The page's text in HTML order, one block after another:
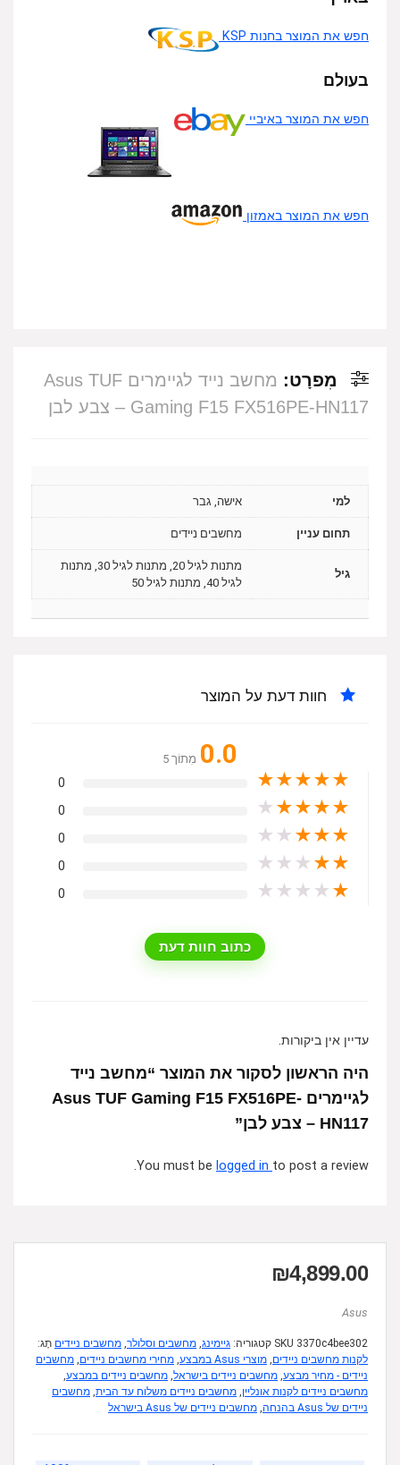
חפש את המוצר בחנות KSP
בעולם
חפש את המוצר באיביי
חפש את המוצר באמזון
מִפרָט:
מחשב נייד לגיימרים Asus TUF
Gaming F15 FX516PE-HN117 – צבע לבן
למי אישה, גבר
תחום עניין מחשבים ניידים
גיל
מתנות לגיל 20, מתנות לגיל 30, מתנות
לגיל 40, מתנות לגיל 50
חוות דעת על המוצר
0.0 מִתוֹך 5
★
★
★
★
★
0
★
★
★
★
★
0
★
★
★
★
★
0
★
★
★
★
★
0
★
★
★
★
★
0
כתוב חוות דעת
עדיין אין ביקורות.
היה הראשון לסקור את המוצר “מחשב נייד
לגיימרים Asus TUF Gaming F15 FX516PE-
HN117 – צבע לבן”
You must be logged in to post a review.
₪4,899.00
Asus
SKU 3370c4bee302 קטגוריה: גיימינג, מחשבים וסלולר, מחשבים ניידים תָג:
לקנות מחשבים ניידים, מוצרי Asus במבצע , מחירי מחשבים ניידים, מחשבים
ניידים - מחיר מבצע, מחשבים ניידים בישראל, מחשבים ניידים במבצע,
מחשבים ניידים לקנות אונליין, מחשבים ניידים משלוח עד הבית, מחשבים
ניידים של Asus בהנחה
, מחשבים ניידים של Asus בישראל